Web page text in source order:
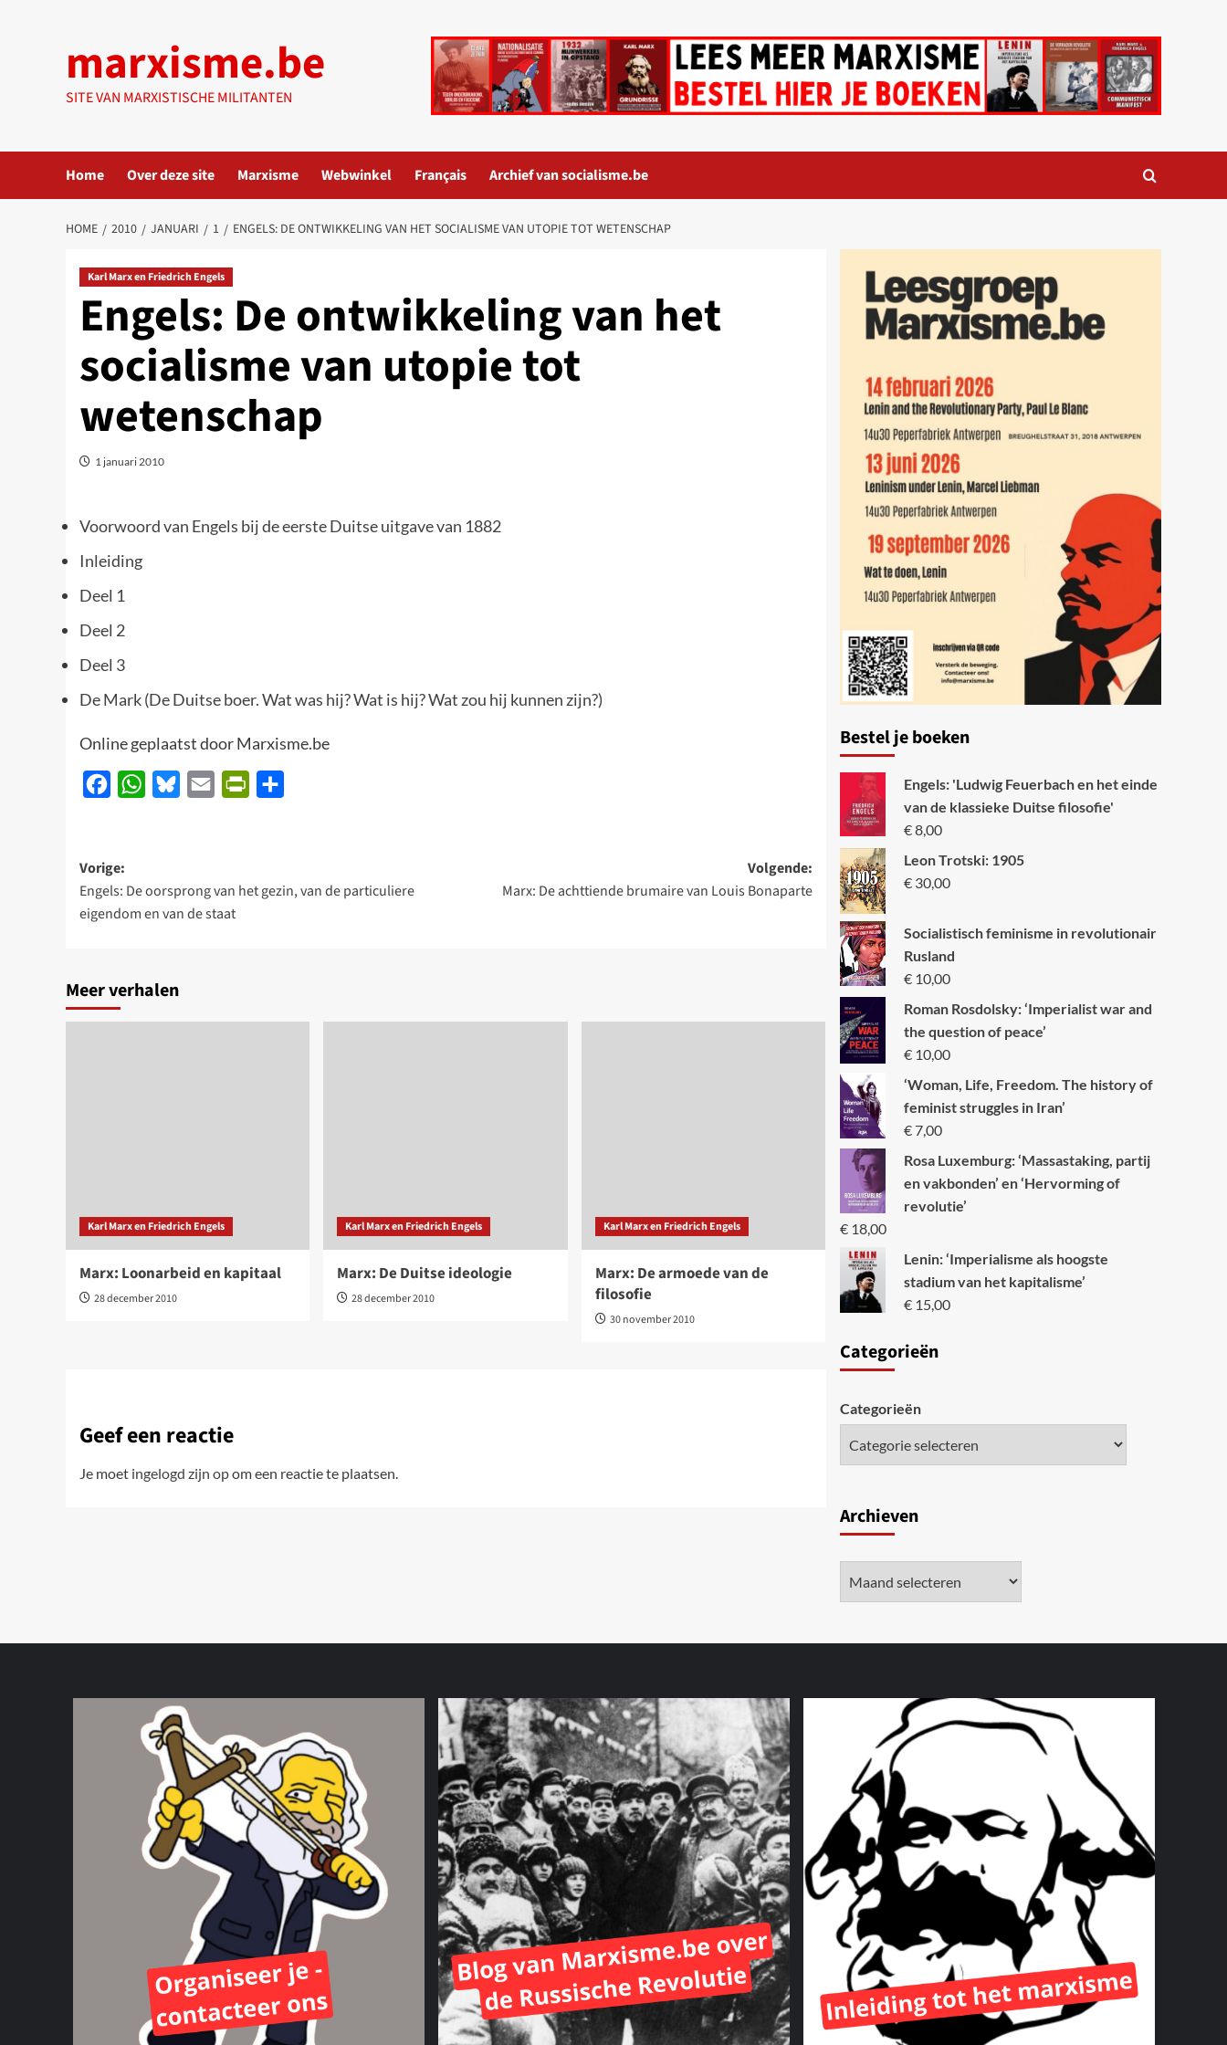
marxisme.be
SITE VAN MARXISTISCHE MILITANTEN
Home Over deze site Marxisme Webwinkel Français Archief van socialisme.be
HOME 2010 JANUARI 1 ENGELS: DE ONTWIKKELING VAN HET SOCIALISME VAN UTOPIE TOT WETENSCHAP
Karl Marx en Friedrich Engels
Engels: De ontwikkeling van het
socialisme van utopie tot
wetenschap
1 januari 2010
Voorwoord van Engels bij de eerste Duitse uitgave van 1882
Inleiding
Deel 1
Deel 2
Deel 3
De Mark (De Duitse boer. Wat was hij? Wat is hij? Wat zou hij kunnen zijn?)
Online geplaatst door Marxisme.be
FacebookWhatsApp
BlueskyEmail PrintFriendly
Bericht
navigatie
Vorige:
Engels: De oorsprong van het gezin, van de particuliere
eigendom en van de staat
Volgende:
Marx: De achttiende brumaire van Louis Bonaparte
Meer verhalen
Karl Marx en Friedrich Engels
Marx: Loonarbeid en kapitaal
28 december 2010
Karl Marx en Friedrich Engels
Marx: De Duitse ideologie
28 december 2010
Karl Marx en Friedrich Engels
Marx: De armoede van de
filosofie
30 november 2010
Geef een reactie
Je moet ingelogd zijn opom een reactie te plaatsen.
Bestel je boeken
Engels: 'Ludwig Feuerbach en het einde
van de klassieke Duitse filosofie'
€8,00
Leon Trotski: 1905
€30,00
Socialistisch feminisme in revolutionair
Rusland
€10,00
Roman Rosdolsky: ‘Imperialist war and
the question of peace’
€10,00
‘Woman, Life, Freedom. The history of
feminist struggles in Iran’
€7,00
Rosa Luxemburg: ‘Massastaking, partij
en vakbonden’ en ‘Hervorming of
revolutie’
€18,00
Lenin: ‘Imperialisme als hoogste
stadium van het kapitalisme’
€15,00
Categorieën
Categorieën
Archieven